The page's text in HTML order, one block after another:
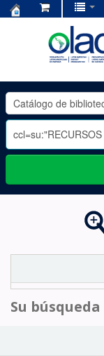
OLADE
-
Su